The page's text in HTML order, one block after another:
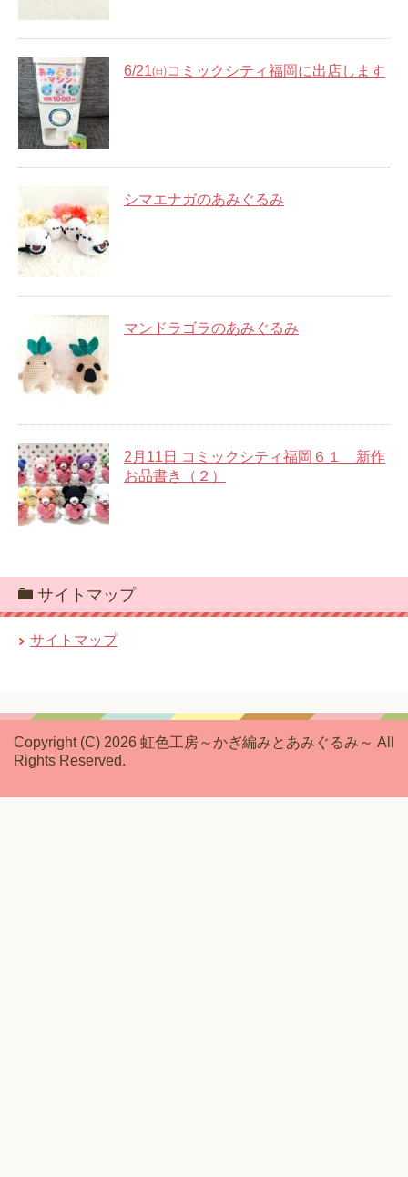
6/21㈰コミックシティ福岡に出店します
シマエナガのあみぐるみ
マンドラゴラのあみぐるみ
2月11日 コミックシティ福岡６１ 新作
お品書き（２）
サイトマップ
サイトマップ
Copyright (C) 2026 虹色工房～かぎ編みとあみぐるみ～ All
Rights Reserved.